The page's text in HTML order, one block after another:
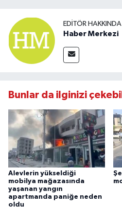
EDITÖR HAKKINDA
Haber Merkezi
Bunlar da ilginizi
Alevlerin yükseldiği
mobilya mağazasında
yaşanan yangın
apartmanda paniğe neden
oldu